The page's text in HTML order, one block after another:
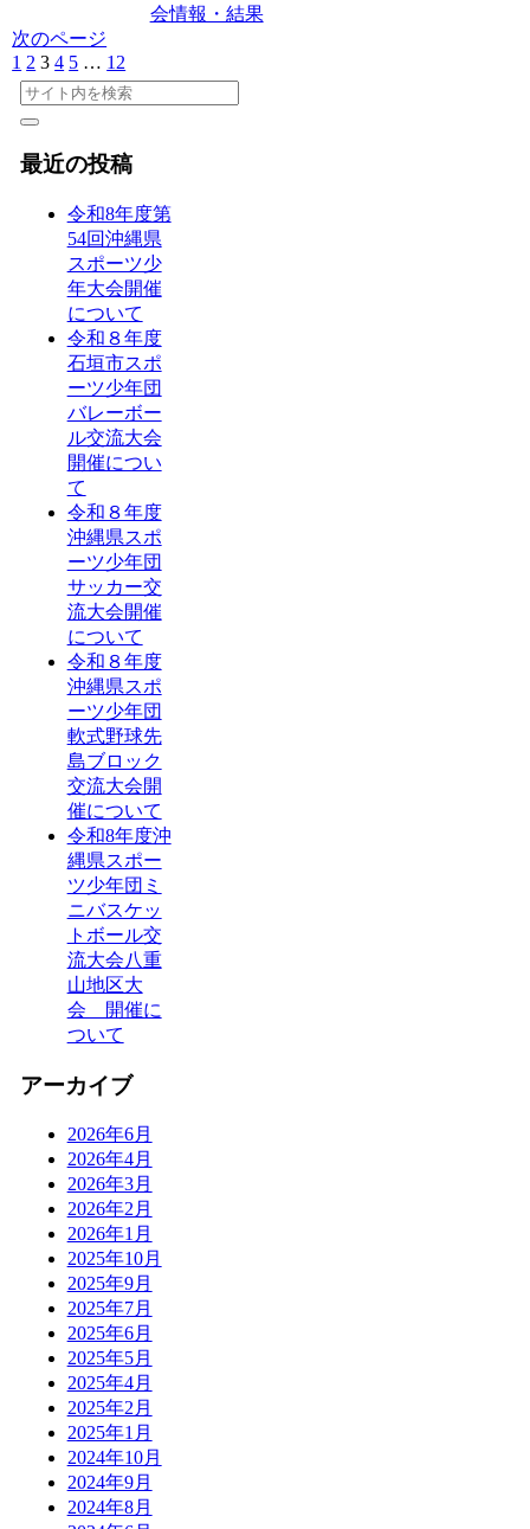
会情報・結果
次のページ
1 2 3 4 5 … 12
最近の投稿
令和8年度第
54回沖縄県
スポーツ少
年大会開催
について
令和８年度
石垣市スポ
ーツ少年団
バレーボー
ル交流大会
開催につい
て
令和８年度
沖縄県スポ
ーツ少年団
サッカー交
流大会開催
について
令和８年度
沖縄県スポ
ーツ少年団
軟式野球先
島ブロック
交流大会開
催について
令和8年度沖
縄県スポー
ツ少年団ミ
ニバスケッ
トボール交
流大会八重
山地区大
会 開催に
ついて
アーカイブ
2026年6月
2026年4月
2026年3月
2026年2月
2026年1月
2025年10月
2025年9月
2025年7月
2025年6月
2025年5月
2025年4月
2025年2月
2025年1月
2024年10月
2024年9月
2024年8月